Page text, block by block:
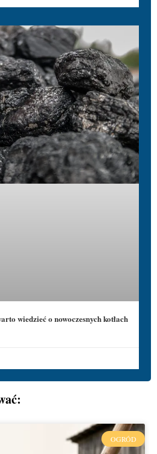
wiedzieć o nowoczesnych kotłach
OGRÓD